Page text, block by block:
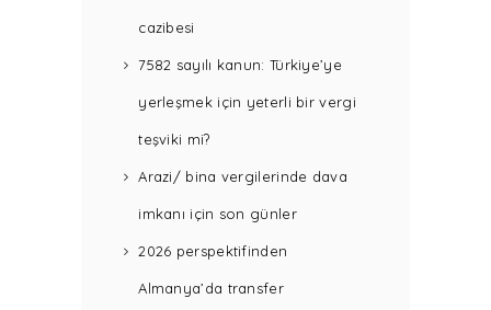
cazibesi
7582 sayılı kanun: Türkiye’ye
yerleşmek için yeterli bir vergi
teşviki mi?
Arazi/ bina vergilerinde dava
imkanı için son günler
2026 perspektifinden
Almanya’da transfer